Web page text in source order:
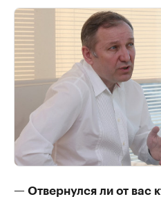
— Отвернулся ли от вас